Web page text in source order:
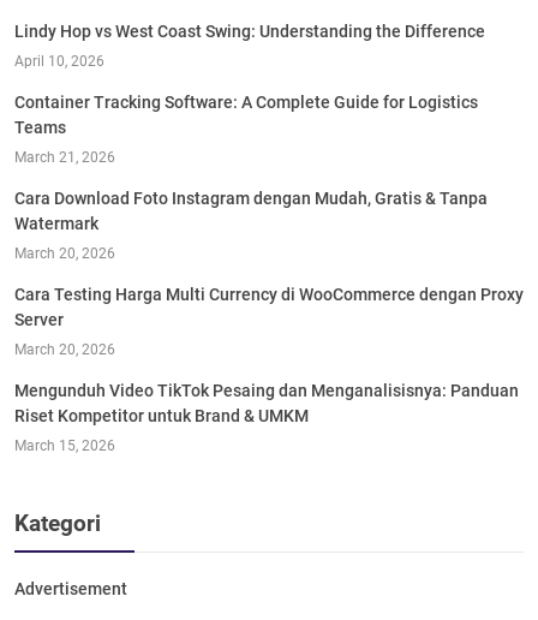
Lindy Hop vs West Coast Swing: Understanding the Difference
April 10, 2026
Container Tracking Software: A Complete Guide for Logistics
Teams
March 21, 2026
Cara Download Foto Instagram dengan Mudah, Gratis & Tanpa
Watermark
March 20, 2026
Cara Testing Harga Multi Currency di WooCommerce dengan Proxy
Server
March 20, 2026
Mengunduh Video TikTok Pesaing dan Menganalisisnya: Panduan
Riset Kompetitor untuk Brand & UMKM
March 15, 2026
Kategori
Advertisement